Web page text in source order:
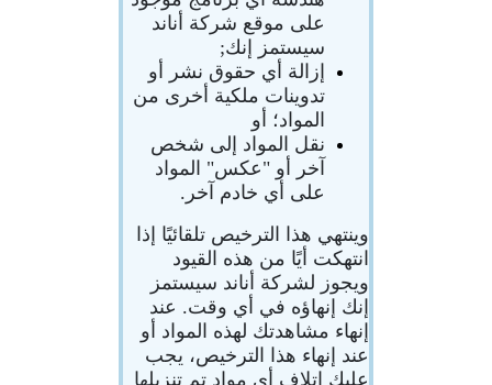
على موقع شركة أناند
سيستمز إنك;
إزالة أي حقوق نشر أو
تدوينات ملكية أخرى من
المواد؛ أو
نقل المواد إلى شخص
آخر أو "عكس" المواد
على أي خادم آخر.
وينتهي هذا الترخيص تلقائيًا إذا
انتهكت أيًا من هذه القيود
ويجوز لشركة أناند سيستمز
إنك إنهاؤه في أي وقت. عند
إنهاء مشاهدتك لهذه المواد أو
عند إنهاء هذا الترخيص، يجب
عليك إتلاف أي مواد تم تنزيلها